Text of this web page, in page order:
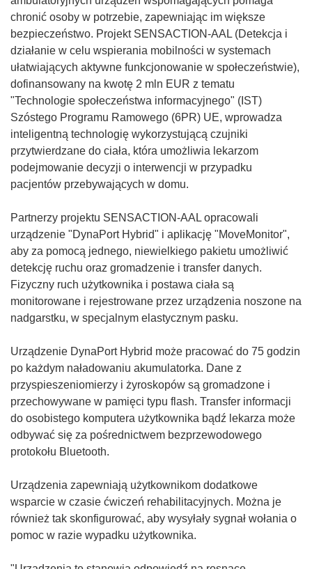
chronić osoby w potrzebie, zapewniając im większe
bezpieczeństwo. Projekt SENSACTION-AAL (Detekcja i
działanie w celu wspierania mobilności w systemach
ułatwiających aktywne funkcjonowanie w społeczeństwie),
dofinansowany na kwotę 2 mln EUR z tematu
"Technologie społeczeństwa informacyjnego" (IST)
Szóstego Programu Ramowego (6PR) UE, wprowadza
inteligentną technologię wykorzystującą czujniki
przytwierdzane do ciała, która umożliwia lekarzom
podejmowanie decyzji o interwencji w przypadku
pacjentów przebywających w domu.
Partnerzy projektu SENSACTION-AAL opracowali
urządzenie "DynaPort Hybrid" i aplikację "MoveMonitor",
aby za pomocą jednego, niewielkiego pakietu umożliwić
detekcję ruchu oraz gromadzenie i transfer danych.
Fizyczny ruch użytkownika i postawa ciała są
monitorowane i rejestrowane przez urządzenia noszone na
nadgarstku, w specjalnym elastycznym pasku.
Urządzenie DynaPort Hybrid może pracować do 75 godzin
po każdym naładowaniu akumulatorka. Dane z
przyspieszeniomierzy i żyroskopów są gromadzone i
przechowywane w pamięci typu flash. Transfer informacji
do osobistego komputera użytkownika bądź lekarza może
odbywać się za pośrednictwem bezprzewodowego
protokołu Bluetooth.
Urządzenia zapewniają użytkownikom dodatkowe
wsparcie w czasie ćwiczeń rehabilitacyjnych. Można je
również tak skonfigurować, aby wysyłały sygnał wołania o
pomoc w razie wypadku użytkownika.